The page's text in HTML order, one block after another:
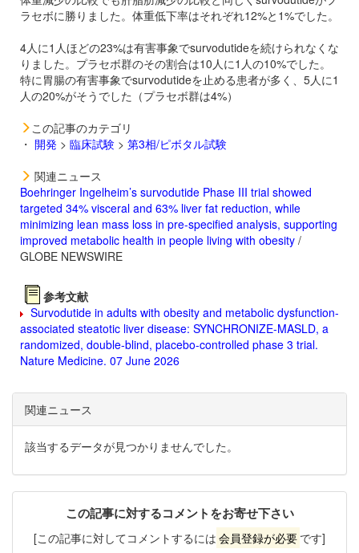
ラセボに勝りました。体重低下率はそれぞれ12%と1%でした。
4人に1人ほどの23%は有害事象でsurvodutideを続けられなくな
りました。プラセボ群のその割合は10人に1人の10%でした。
特に胃腸の有害事象でsurvodutideを止める患者が多く、5人に1
人の20%がそうでした（プラセボ群は4%）
この記事のカテゴリ
・ 開発 > 臨床試験 > 第3相/ピボタル試験
関連ニュース
Boehringer Ingelheim’s survodutide Phase III trial showed
targeted 34% visceral and 63% liver fat reduction, while
minimizing lean mass loss in pre-specified analysis, supporting
improved metabolic health in people living with obesity /
GLOBE NEWSWIRE
参考文献
Survodutide in adults with obesity and metabolic dysfunction-
associated steatotic liver disease: SYNCHRONIZE-MASLD, a
randomized, double-blind, placebo-controlled phase 3 trial.
Nature Medicine. 07 June 2026
関連ニュース
該当するデータが見つかりませんでした。
この記事に対するコメントをお寄せ下さい
[この記事に対してコメントするには 会員登録が必要 です]